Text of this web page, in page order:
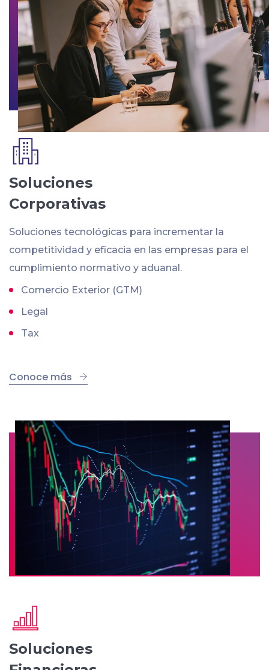
Soluciones
Corporativas
Soluciones tecnológicas para incrementar la
competitividad y eficacia en las empresas para el
cumplimiento normativo y aduanal.
Comercio Exterior (GTM)
Legal
Tax
Conoce más
Soluciones